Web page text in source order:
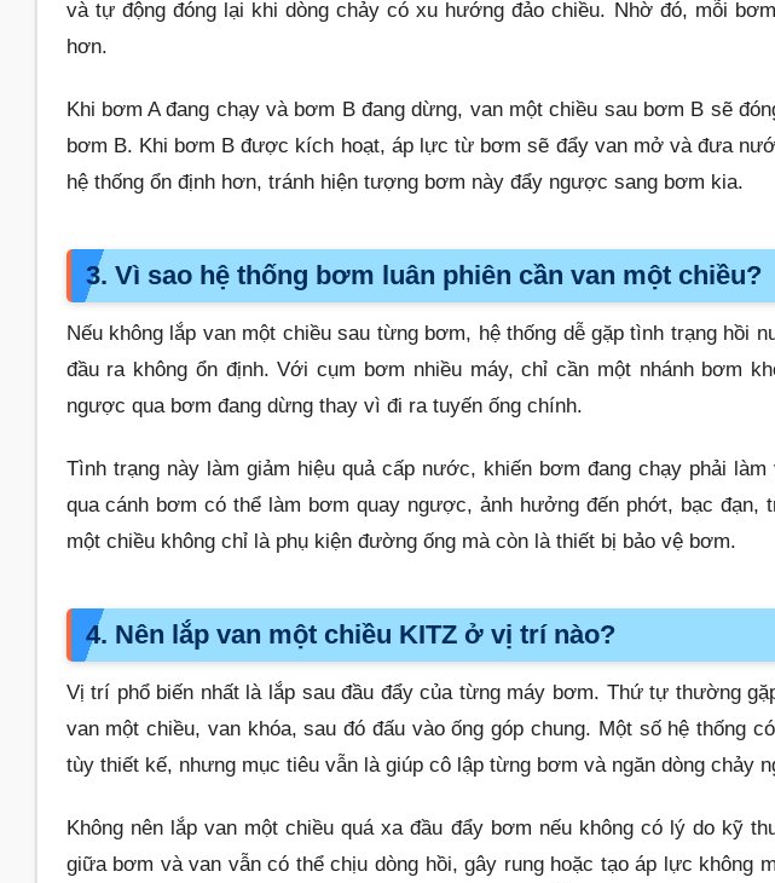
và tự động đóng lại khi dòng chảy có xu hướng đảo chiều. Nhờ đó, mỗi
hơn.
Khi bơm A đang chạy và bơm B đang dừng, van một chiều sau bơm B sẽ
bơm B. Khi bơm B được kích hoạt, áp lực từ bơm sẽ đẩy van mở và đưa
hệ thống ổn định hơn, tránh hiện tượng bơm này đẩy ngược sang bơm kia.
3. Vì sao hệ thống bơm luân phiên cần van một chiều?
Nếu không lắp van một chiều sau từng bơm, hệ thống dễ gặp tình trạng hồi
đầu ra không ổn định. Với cụm bơm nhiều máy, chỉ cần một nhánh bơm
ngược qua bơm đang dừng thay vì đi ra tuyến ống chính.
Tình trạng này làm giảm hiệu quả cấp nước, khiến bơm đang chạy phải
qua cánh bơm có thể làm bơm quay ngược, ảnh hưởng đến phớt, bạc
một chiều không chỉ là phụ kiện đường ống mà còn là thiết bị bảo vệ bơm.
4. Nên lắp van một chiều KITZ ở vị trí nào?
Vị trí phổ biến nhất là lắp sau đầu đẩy của từng máy bơm. Thứ tự thường
van một chiều, van khóa, sau đó đấu vào ống góp chung. Một số hệ thống
tùy thiết kế, nhưng mục tiêu vẫn là giúp cô lập từng bơm và ngăn dòng chảy
Không nên lắp van một chiều quá xa đầu đẩy bơm nếu không có lý do kỹ
giữa bơm và van vẫn có thể chịu dòng hồi, gây rung hoặc tạo áp lực không